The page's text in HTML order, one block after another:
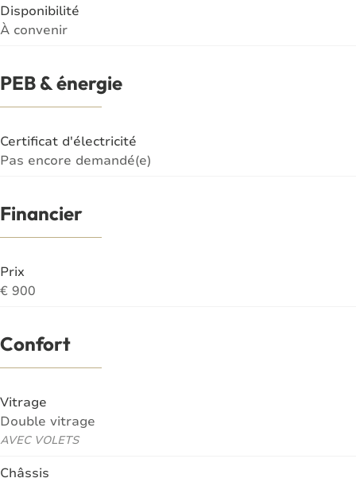
Disponibilité
À convenir
PEB & énergie
Certificat d'électricité
Pas encore demandé(e)
Financier
Prix
€ 900
Confort
Vitrage
Double vitrage
AVEC VOLETS
Châssis